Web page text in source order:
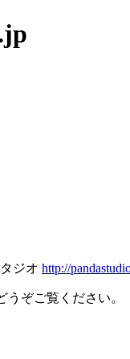
ジオ http://
ぞご覧ください。